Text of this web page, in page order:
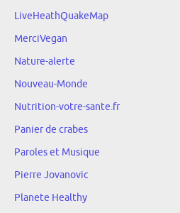
LiveHeathQuakeMap
MerciVegan
Nature-alerte
Nouveau-Monde
Nutrition-votre-sante.fr
Panier de crabes
Paroles et Musique
Pierre Jovanovic
Planete Healthy